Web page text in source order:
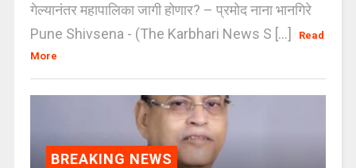
गेल्यानंतर महापालिका जागी होणार? – प्रमोद नाना भानगिरे
Pune Shivsena - (The Karbhari News S [...]
Read
More
BREAKING NEWS